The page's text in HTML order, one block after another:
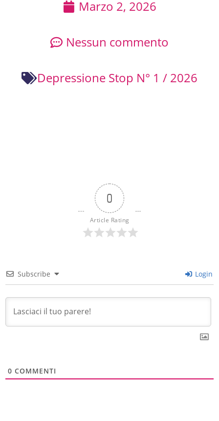
Marzo 2, 2026
Nessun commento
Depressione Stop N° 1 / 2026
0
Article Rating
Subscribe Login
0 COMMENTI